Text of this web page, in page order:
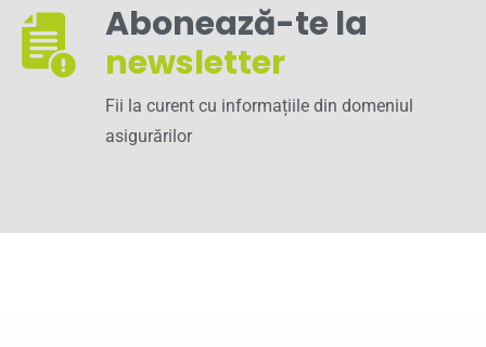
Abonează-te la
newsletter
Fii la curent cu informațiile din domeniul
asigurărilor